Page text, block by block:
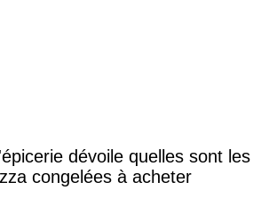
dévoile quelles sont les
congelées à acheter